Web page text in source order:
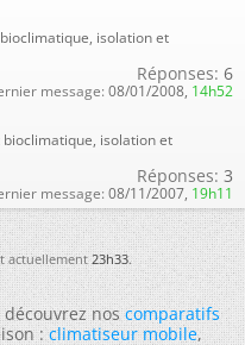
isolation et
Réponses: 6
message: 08/01/2008, 14h52
isolation et
Réponses: 3
message: 08/11/2007, 19h11
actuellement 23h33.
noscomparatifs
:climatiseur mobile,